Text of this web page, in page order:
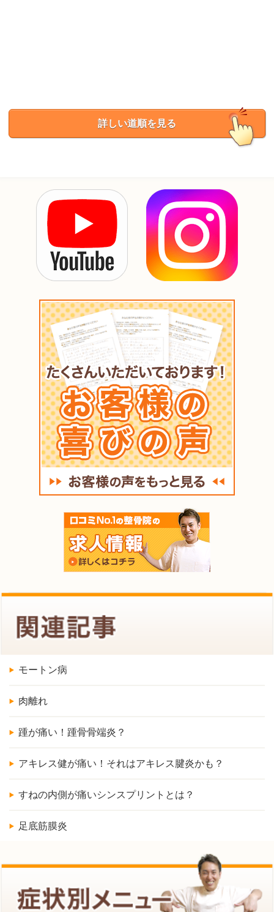
詳しい道順を見る
モートン病
肉離れ
踵が痛い！踵骨骨端炎？
アキレス健が痛い！それはアキレス腱炎かも？
すねの内側が痛いシンスプリントとは？
足底筋膜炎